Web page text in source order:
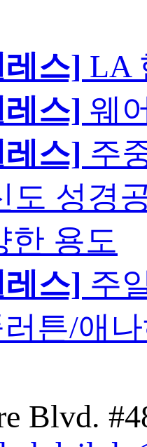
스] LA
스] 웨
스] 주
도 성경
한 용도
스] 주
튼/애
Blvd.